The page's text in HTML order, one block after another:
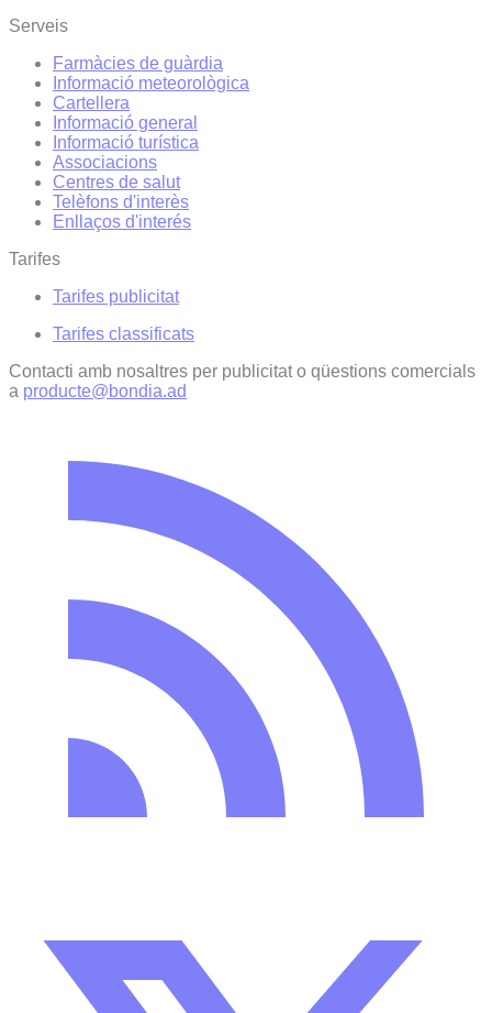
Serveis
Farmàcies de guàrdia
Informació meteorològica
Cartellera
Informació general
Informació turística
Associacions
Centres de salut
Telèfons d'interès
Enllaços d'interés
Tarifes
Tarifes publicitat
Tarifes classificats
Contacti amb nosaltres per publicitat o qüestions comercials
a producte@bondia.ad